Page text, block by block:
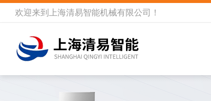
欢迎来到 上海清易智能机械有限公司 ！